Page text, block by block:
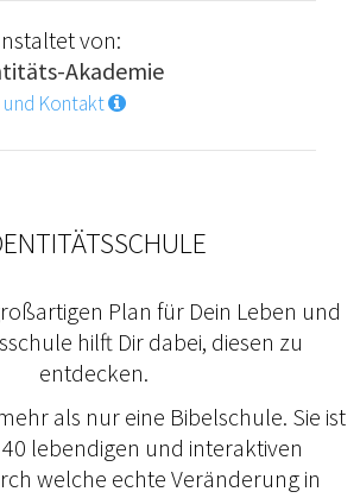
von:
Akademie
Kontakt
Plan für Dein Leben und
hilft Dir dabei, diesen zu
entdecken.
als nur eine Bibelschule. Sie ist
lebendigen und interaktiven
welche echte Veränderung in